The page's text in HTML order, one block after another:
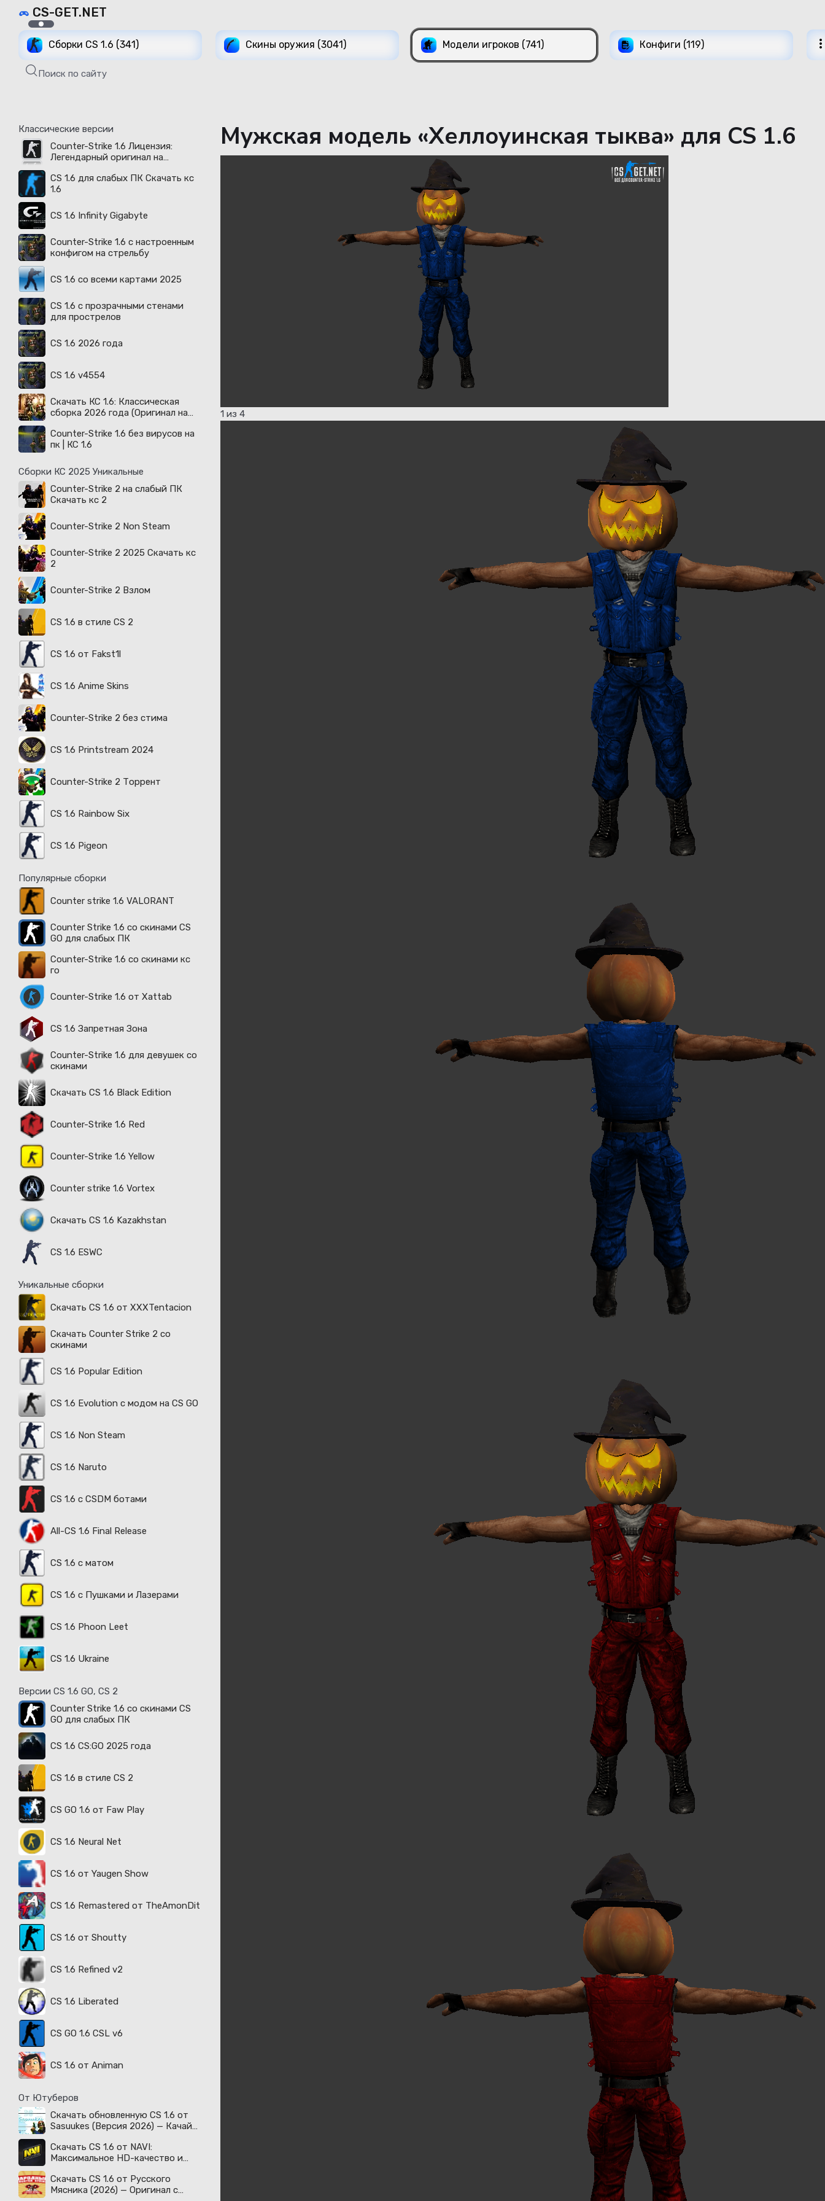
CS-GET.NET
Сборки CS 1.6 (341) Скины оружия (3041) Модели игроков (741) Конфиги (119)
Поиск по сайту
Классические версии
Counter-Strike 1.6 Лицензия:
Легендарный оригинал на
году
CS 1.6 для слабых ПК Скачать кс
1.6
CS 1.6 Infinity Gigabyte
Counter-Strike 1.6 с настроенным
конфигом на стрельбу
CS 1.6 со всеми картами 2025
CS 1.6 с прозрачными стенами
для прострелов
CS 1.6 2026 года
CS 1.6 v4554
Скачать КС 1.6: Классическая
сборка 2026 года (Оригинал на
Counter-Strike 1.6 без вирусов на
пк | КС 1.6
Сборки КС 2025 Уникальные
Counter-Strike 2 на слабый ПК
Скачать кс 2
Counter-Strike 2 Non Steam
Counter-Strike 2 2025 Скачать кс
2
Counter-Strike 2 Взлом
CS 1.6 в стиле CS 2
CS 1.6 от Fakst1l
CS 1.6 Anime Skins
Counter-Strike 2 без стима
CS 1.6 Printstream 2024
Counter-Strike 2 Торрент
CS 1.6 Rainbow Six
CS 1.6 Pigeon
Популярные сборки
Counter strike 1.6 VALORANT
Counter Strike 1.6 со скинами CS
GO для слабых ПК
Counter-Strike 1.6 со скинами кс
го
Counter-Strike 1.6 от Xattab
CS 1.6 Запретная Зона
Counter-Strike 1.6 для девушек со
скинами
Скачать CS 1.6 Black Edition
Counter-Strike 1.6 Red
Counter-Strike 1.6 Yellow
Counter strike 1.6 Vortex
Скачать CS 1.6 Kazakhstan
CS 1.6 ESWC
Уникальные сборки
Скачать CS 1.6 от XXXTentacion
Скачать Counter Strike 2 со
скинами
CS 1.6 Popular Edition
CS 1.6 Evolution с модом на CS GO
CS 1.6 Non Steam
CS 1.6 Naruto
CS 1.6 с CSDM ботами
All-CS 1.6 Final Release
CS 1.6 с матом
CS 1.6 с Пушками и Лазерами
CS 1.6 Phoon Leet
CS 1.6 Ukraine
Версии CS 1.6 GO, CS 2
Counter Strike 1.6 со скинами CS
GO для слабых ПК
CS 1.6 CS:GO 2025 года
CS 1.6 в стиле CS 2
CS GO 1.6 от Faw Play
CS 1.6 Neural Net
CS 1.6 от Yaugen Show
CS 1.6 Remastered от TheAmonDit
CS 1.6 от Shoutty
CS 1.6 Refined v2
CS 1.6 Liberated
CS GO 1.6 CSL v6
CS 1.6 от Animan
От Ютуберов
Скачать обновленную CS 1.6 от
Sasuukes (Версия 2026) — Качай
Скачать CS 1.6 от NAVI:
Максимальное HD-качество и
Скачать CS 1.6 от Русского
Мясника (2026) — Оригинал с
Мужская модель «Хеллоуинская тыква» для CS 1.6
1 из 4